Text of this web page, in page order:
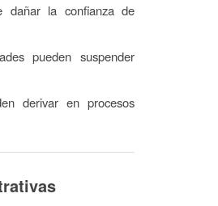
dañar la confianza de
pueden suspender
derivar en procesos